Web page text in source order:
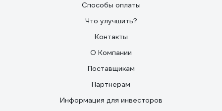
Способы оплаты
Что улучшить?
Контакты
О Компании
Поставщикам
Партнерам
Информация для инвесторов